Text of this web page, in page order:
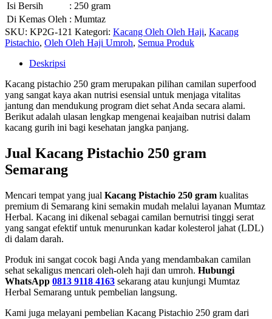
Isi Bersih
: 250 gram
Di Kemas Oleh : Mumtaz
SKU: KP2G-121 Kategori: Kacang Oleh Oleh Haji, Kacang
Pistachio, Oleh Oleh Haji Umroh, Semua Produk
Deskripsi
Kacang pistachio 250 gram merupakan pilihan camilan superfood
yang sangat kaya akan nutrisi esensial untuk menjaga vitalitas
jantung dan mendukung program diet sehat Anda secara alami.
Berikut adalah ulasan lengkap mengenai keajaiban nutrisi dalam
kacang gurih ini bagi kesehatan jangka panjang.
Jual Kacang Pistachio 250 gram
Semarang
Mencari tempat yang jual Kacang Pistachio 250 gram kualitas
premium di Semarang kini semakin mudah melalui layanan Mumtaz
Herbal. Kacang ini dikenal sebagai camilan bernutrisi tinggi serat
yang sangat efektif untuk menurunkan kadar kolesterol jahat (LDL)
di dalam darah.
Produk ini sangat cocok bagi Anda yang mendambakan camilan
sehat sekaligus mencari oleh-oleh haji dan umroh. Hubungi
WhatsApp 0813 9118 4163 sekarang atau kunjungi Mumtaz
Herbal Semarang untuk pembelian langsung.
Kami juga melayani pembelian Kacang Pistachio 250 gram dari